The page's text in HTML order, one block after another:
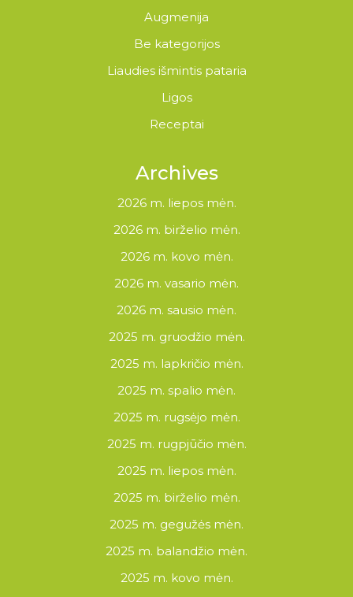
Augmenija
Be kategorijos
Liaudies išmintis pataria
Ligos
Receptai
Archives
2026 m. liepos mėn.
2026 m. birželio mėn.
2026 m. kovo mėn.
2026 m. vasario mėn.
2026 m. sausio mėn.
2025 m. gruodžio mėn.
2025 m. lapkričio mėn.
2025 m. spalio mėn.
2025 m. rugsėjo mėn.
2025 m. rugpjūčio mėn.
2025 m. liepos mėn.
2025 m. birželio mėn.
2025 m. gegužės mėn.
2025 m. balandžio mėn.
2025 m. kovo mėn.